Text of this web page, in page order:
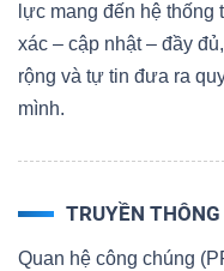
lực mang đến hệ
xác – cập nhật – đầy
rộng và tự tin đưa ra
mình.
TRUYỀN
Quan hệ công chúng